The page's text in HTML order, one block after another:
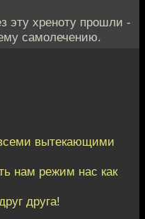
эту хреноту прошли -
самолечению.
вытекающими
нам режим нас как
друга!